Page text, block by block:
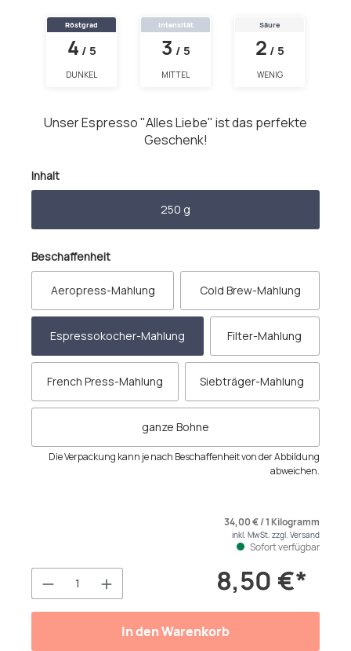
Röstgrad
4 / 5
DUNKEL
Intensität
3 / 5
MITTEL
Säure
2 / 5
WENIG
Unser Espresso "Alles Liebe" ist das perfekte
Geschenk!
Inhaltauswählen
250 g
Beschaffenheitauswählen
Aeropress-Mahlung Cold Brew-Mahlung
Espressokocher-Mahlung Filter-Mahlung
French Press-Mahlung Siebträger-Mahlung
ganze Bohne
Die Verpackung kann je nach Beschaffenheit von der Abbildung
abweichen.
Produkt Anzahl: Gib den8,50 €*
34,00 € / 1 Kilogramm
inkl. MwSt. zzgl. Versand
Sofort verfügbar
In den Warenkorb